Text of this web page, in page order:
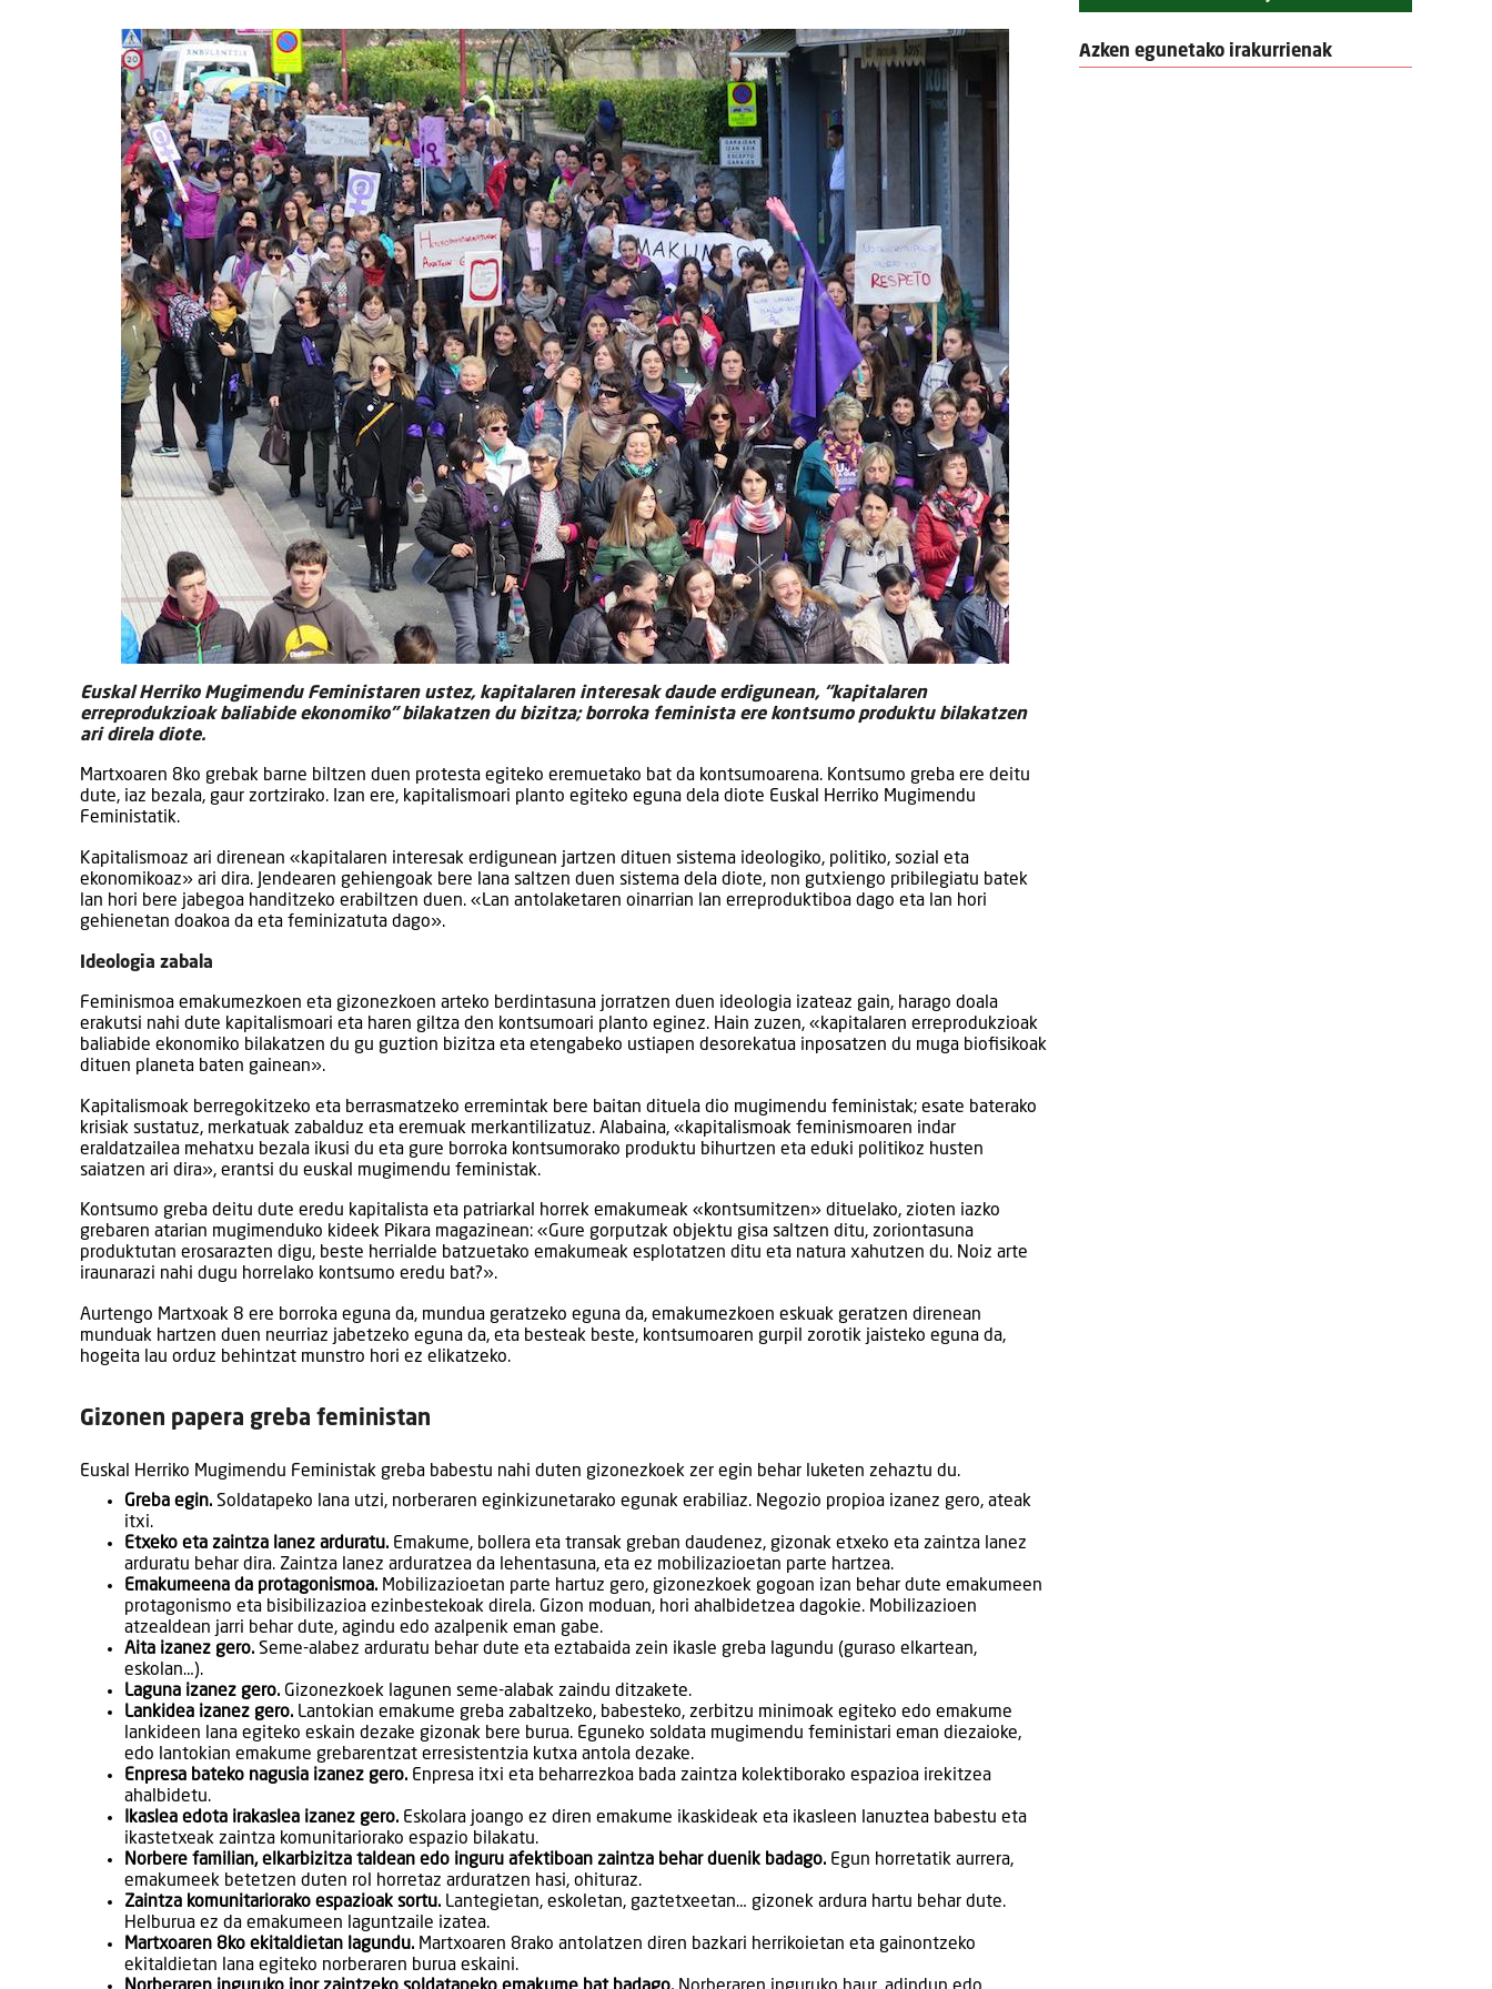
Euskal Herriko Mugimendu Feministaren ustez, kapitalaren interesak daude erdigunean, “kapitalaren
erreprodukzioak baliabide ekonomiko” bilakatzen du bizitza; borroka feminista ere kontsumo produktu bilakatzen
ari direla diote.
Martxoaren 8ko grebak barne biltzen duen protesta egiteko eremuetako bat da kontsumoarena. Kontsumo greba ere deitu
dute, iaz bezala, gaur zortzirako. Izan ere, kapitalismoari planto egiteko eguna dela diote Euskal Herriko Mugimendu
Feministatik.
Kapitalismoaz ari direnean «kapitalaren interesak erdigunean jartzen dituen sistema ideologiko, politiko, sozial eta
ekonomikoaz» ari dira. Jendearen gehiengoak bere lana saltzen duen sistema dela diote, non gutxiengo pribilegiatu batek
lan hori bere jabegoa handitzeko erabiltzen duen. «Lan antolaketaren oinarrian lan erreproduktiboa dago eta lan hori
gehienetan doakoa da eta feminizatuta dago».
Ideologia zabala
Feminismoa emakumezkoen eta gizonezkoen arteko berdintasuna jorratzen duen ideologia izateaz gain, harago doala
erakutsi nahi dute kapitalismoari eta haren giltza den kontsumoari planto eginez. Hain zuzen, «kapitalaren erreprodukzioak
baliabide ekonomiko bilakatzen du gu guztion bizitza eta etengabeko ustiapen desorekatua inposatzen du muga biofisikoak
dituen planeta baten gainean».
Kapitalismoak berregokitzeko eta berrasmatzeko erremintak bere baitan dituela dio mugimendu feministak; esate baterako
krisiak sustatuz, merkatuak zabalduz eta eremuak merkantilizatuz. Alabaina, «kapitalismoak feminismoaren indar
eraldatzailea mehatxu bezala ikusi du eta gure borroka kontsumorako produktu bihurtzen eta eduki politikoz husten
saiatzen ari dira», erantsi du euskal mugimendu feministak.
Kontsumo greba deitu dute eredu kapitalista eta patriarkal horrek emakumeak «kontsumitzen» dituelako, zioten iazko
grebaren atarian mugimenduko kideek Pikara magazinean: «Gure gorputzak objektu gisa saltzen ditu, zoriontasuna
produktutan erosarazten digu, beste herrialde batzuetako emakumeak esplotatzen ditu eta natura xahutzen du. Noiz arte
iraunarazi nahi dugu horrelako kontsumo eredu bat?».
Aurtengo Martxoak 8 ere borroka eguna da, mundua geratzeko eguna da, emakumezkoen eskuak geratzen direnean
munduak hartzen duen neurriaz jabetzeko eguna da, eta besteak beste, kontsumoaren gurpil zorotik jaisteko eguna da,
hogeita lau orduz behintzat munstro hori ez elikatzeko.
Gizonen papera greba feministan
Euskal Herriko Mugimendu Feministak greba babestu nahi duten gizonezkoek zer egin behar luketen zehaztu du.
Greba egin. Soldatapeko lana utzi, norberaren eginkizunetarako egunak erabiliaz. Negozio propioa izanez gero, ateak
itxi.
Etxeko eta zaintza lanez arduratu. Emakume, bollera eta transak greban daudenez, gizonak etxeko eta zaintza lanez
arduratu behar dira. Zaintza lanez arduratzea da lehentasuna, eta ez mobilizazioetan parte hartzea.
Emakumeena da protagonismoa. Mobilizazioetan parte hartuz gero, gizonezkoek gogoan izan behar dute emakumeen
protagonismo eta bisibilizazioa ezinbestekoak direla. Gizon moduan, hori ahalbidetzea dagokie. Mobilizazioen
atzealdean jarri behar dute, agindu edo azalpenik eman gabe.
Aita izanez gero. Seme-alabez arduratu behar dute eta eztabaida zein ikasle greba lagundu (guraso elkartean,
eskolan…).
Laguna izanez gero. Gizonezkoek lagunen seme-alabak zaindu ditzakete.
Lankidea izanez gero. Lantokian emakume greba zabaltzeko, babesteko, zerbitzu minimoak egiteko edo emakume
lankideen lana egiteko eskain dezake gizonak bere burua. Eguneko soldata mugimendu feministari eman diezaioke,
edo lantokian emakume grebarentzat erresistentzia kutxa antola dezake.
Enpresa bateko nagusia izanez gero. Enpresa itxi eta beharrezkoa bada zaintza kolektiborako espazioa irekitzea
ahalbidetu.
Ikaslea edota irakaslea izanez gero. Eskolara joango ez diren emakume ikaskideak eta ikasleen lanuztea babestu eta
ikastetxeak zaintza komunitariorako espazio bilakatu.
Norbere familian, elkarbizitza taldean edo inguru afektiboan zaintza behar duenik badago. Egun horretatik aurrera,
emakumeek betetzen duten rol horretaz arduratzen hasi, ohituraz.
Zaintza komunitariorako espazioak sortu. Lantegietan, eskoletan, gaztetxeetan… gizonek ardura hartu behar dute.
Helburua ez da emakumeen laguntzaile izatea.
Martxoaren 8ko ekitaldietan lagundu. Martxoaren 8rako antolatzen diren bazkari herrikoietan eta gainontzeko
ekitaldietan lana egiteko norberaren burua eskaini.
Azken egunetako irakurrienak